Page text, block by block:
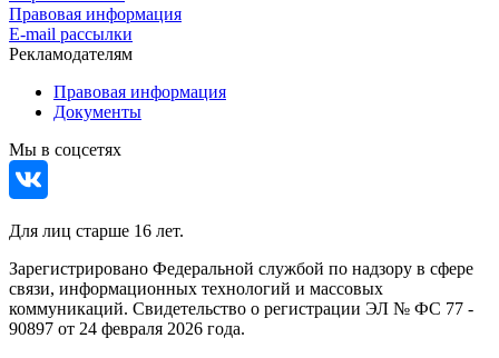
Правовая информация
E-mail рассылки
Рекламодателям
Правовая информация
Документы
Мы в соцсетях
Для лиц старше 16 лет.
Зарегистрировано Федеральной службой по надзору в сфере
связи, информационных технологий и массовых
коммуникаций. Свидетельство о регистрации ЭЛ № ФС 77 -
90897 от 24 февраля 2026 года.